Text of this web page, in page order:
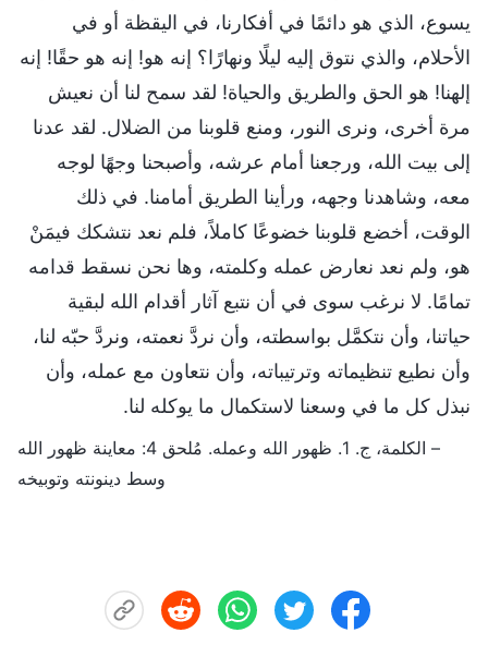
يسوع، الذي هو دائمًا في أفكارنا، في اليقظة أو في
الأحلام، والذي نتوق إليه ليلًا ونهارًا؟ إنه هو! إنه هو حقًا! إنه
إلهنا! هو الحق والطريق والحياة! لقد سمح لنا أن نعيش
مرة أخرى، ونرى النور، ومنع قلوبنا من الضلال. لقد عدنا
إلى بيت الله، ورجعنا أمام عرشه، وأصبحنا وجهًا لوجه
معه، وشاهدنا وجهه، ورأينا الطريق أمامنا. في ذلك
الوقت، أخضع قلوبنا خضوعًا كاملاً، فلم نعد نتشكك فيمَنْ
هو، ولم نعد نعارض عمله وكلمته، وها نحن نسقط قدامه
تمامًا. لا نرغب سوى في أن نتبع آثار أقدام الله لبقية
حياتنا، وأن نتكمَّل بواسطته، وأن نردَّ نعمته، ونردَّ حبّه لنا،
وأن نطيع تنظيماته وترتيباته، وأن نتعاون مع عمله، وأن
نبذل كل ما في وسعنا لاستكمال ما يوكله لنا.
– الكلمة، ج. 1. ظهور الله وعمله. مُلحق 4: معاينة ظهور الله
وسط دينونته وتوبيخه